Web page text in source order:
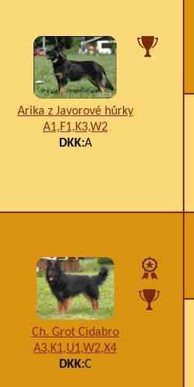
Arika z Javorové hůrky
A1,F1,K3,W2
DKK:A
Ch. Grot Cidabro
A3,K1,U1,W2,X4
DKK:C